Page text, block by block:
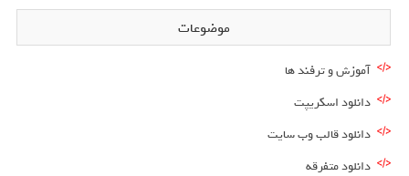
موضوعات
آموزش و ترفند ها
دانلود اسکریپت
دانلود قالب وب سایت
دانلود متفرقه